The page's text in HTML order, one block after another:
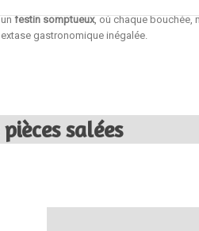
festin somptueux, où chaque bouchée,
gastronomique inégalée.
pièces salées